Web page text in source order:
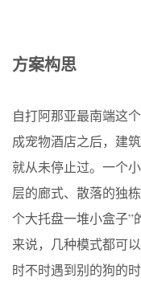
方案构思
自打阿那亚最南端这
成宠物酒店之后，建
就从未停止过。一个
层的廊式、散落的独
个大托盘一堆小盒子”
来说，几种模式都可
时不时遇到别的狗的